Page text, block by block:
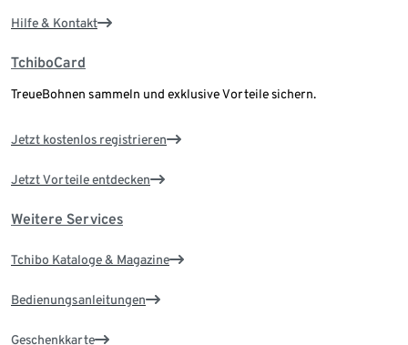
Hilfe & Kontakt
TchiboCard
TreueBohnen sammeln und exklusive Vorteile sichern.
Jetzt kostenlos registrieren
Jetzt Vorteile entdecken
Weitere Services
Tchibo Kataloge & Magazine
Bedienungsanleitungen
Geschenkkarte